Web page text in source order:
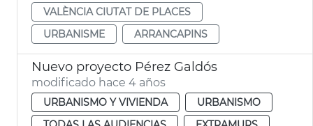
VALÈNCIA CIUTAT DE PLACES
URBANISME
ARRANCAPINS
Nuevo proyecto Pérez Galdós
modificado hace 4 años
URBANISMO Y VIVIENDA
URBANISMO